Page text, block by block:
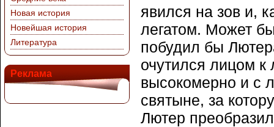
Новая история
Новейшая история
Литература
Реклама
явился на зов и,
легатом. Может
побудил бы
очутился лицом к
высокомерно и с
святыне, за
Лютер